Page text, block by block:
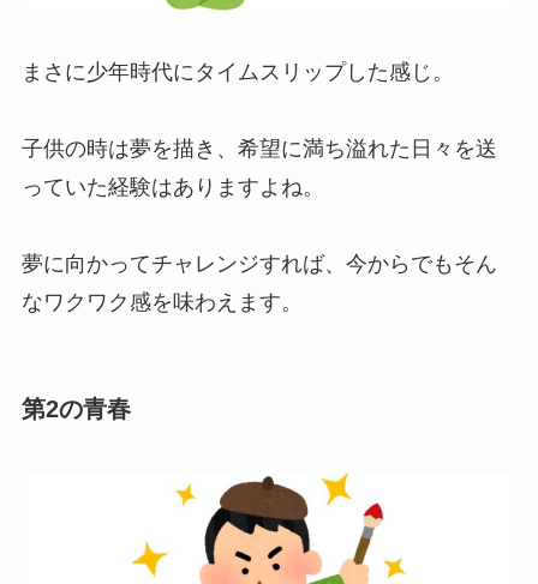
まさに少年時代にタイムスリップした感じ。
子供の時は夢を描き、希望に満ち溢れた日々を送
っていた経験はありますよね。
夢に向かってチャレンジすれば、今からでもそん
なワクワク感を味わえます。
第2の青春